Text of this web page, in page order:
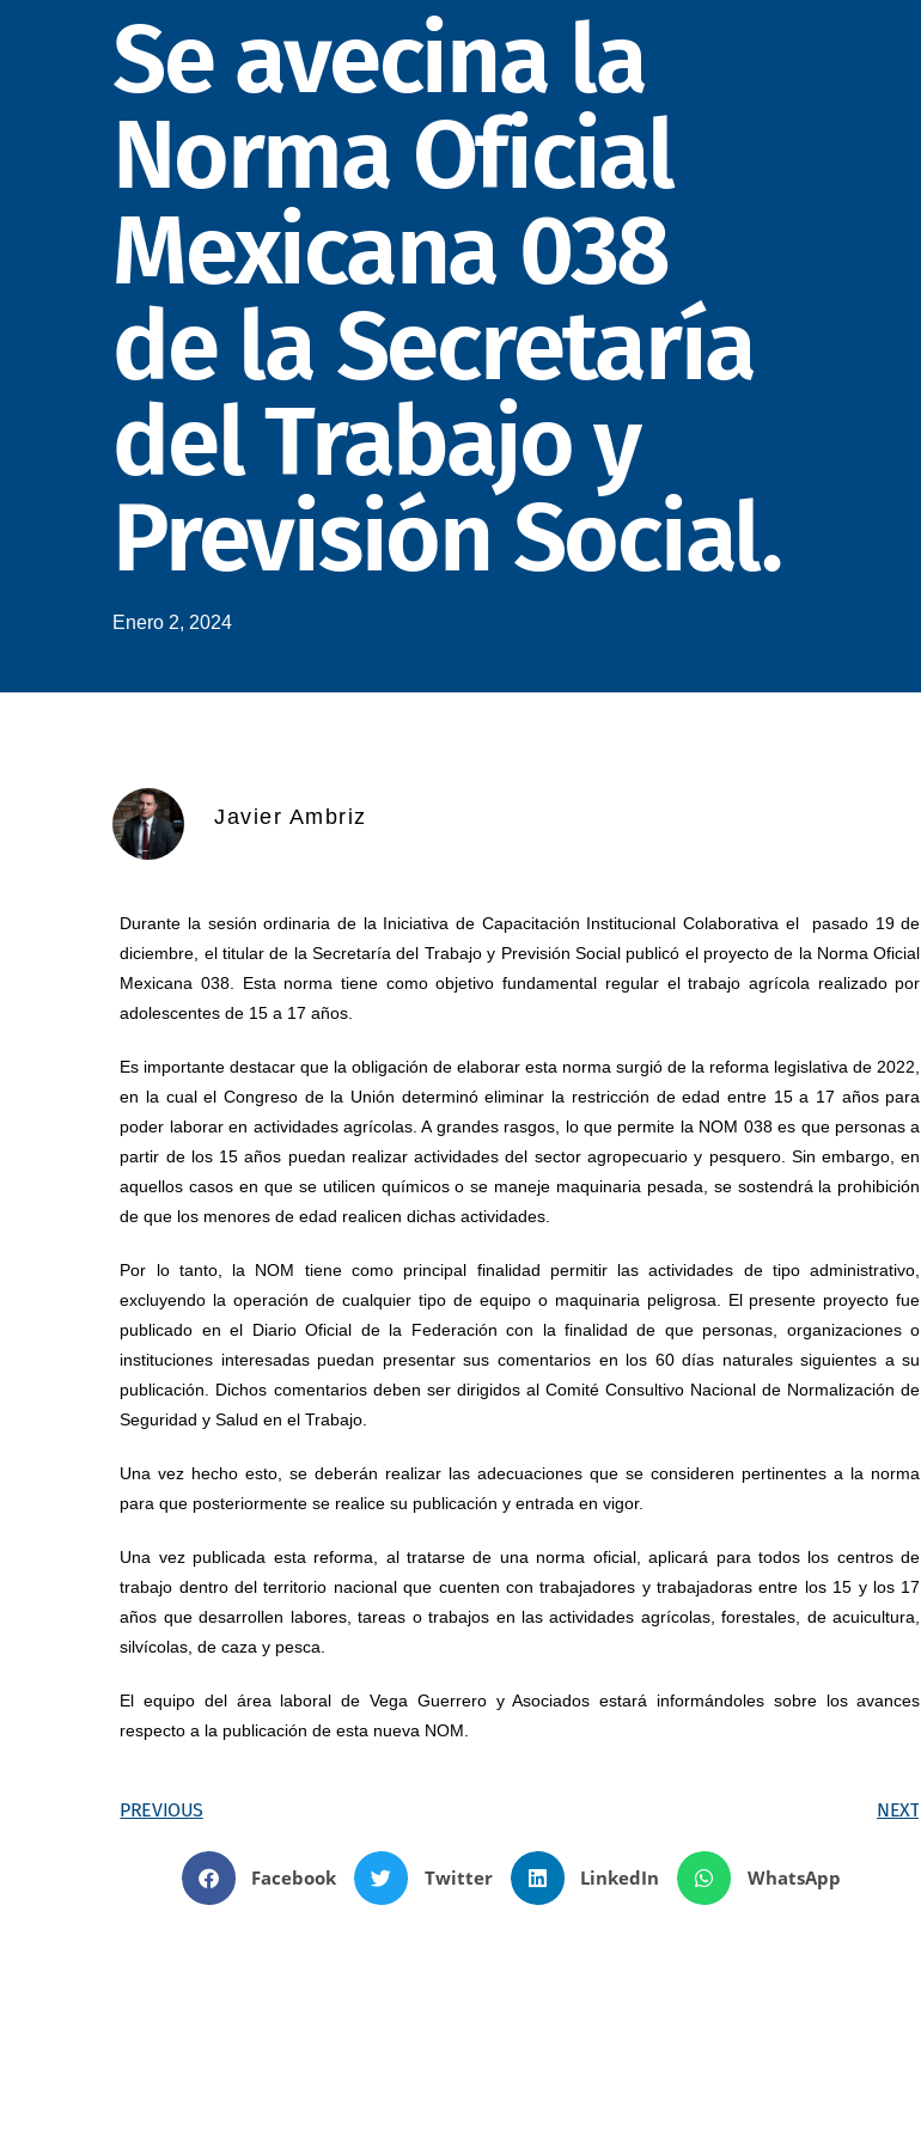
Se avecina la
Norma Oficial
Mexicana 038
de la Secretaría
del Trabajo y
Previsión Social.
Enero 2, 2024
Javier Ambriz
Durante la sesión ordinaria de la Iniciativa de Capacitación Institucional Colaborativa el pasado 19 de
diciembre, el titular de la Secretaría del Trabajo y Previsión Social publicó el proyecto de la Norma Oficial
Mexicana 038. Esta norma tiene como objetivo fundamental regular el trabajo agrícola realizado por
adolescentes de 15 a 17 años.
Es importante destacar que la obligación de elaborar esta norma surgió de la reforma legislativa de 2022,
en la cual el Congreso de la Unión determinó eliminar la restricción de edad entre 15 a 17 años para
poder laborar en actividades agrícolas. A grandes rasgos, lo que permite la NOM 038 es que personas a
partir de los 15 años puedan realizar actividades del sector agropecuario y pesquero. Sin embargo, en
aquellos casos en que se utilicen químicos o se maneje maquinaria pesada, se sostendrá la prohibición
de que los menores de edad realicen dichas actividades.
Por lo tanto, la NOM tiene como principal finalidad permitir las actividades de tipo administrativo,
excluyendo la operación de cualquier tipo de equipo o maquinaria peligrosa. El presente proyecto fue
publicado en el Diario Oficial de la Federación con la finalidad de que personas, organizaciones o
instituciones interesadas puedan presentar sus comentarios en los 60 días naturales siguientes a su
publicación. Dichos comentarios deben ser dirigidos al Comité Consultivo Nacional de Normalización de
Seguridad y Salud en el Trabajo.
Una vez hecho esto, se deberán realizar las adecuaciones que se consideren pertinentes a la norma
para que posteriormente se realice su publicación y entrada en vigor.
Una vez publicada esta reforma, al tratarse de una norma oficial, aplicará para todos los centros de
trabajo dentro del territorio nacional que cuenten con trabajadores y trabajadoras entre los 15 y los 17
años que desarrollen labores, tareas o trabajos en las actividades agrícolas, forestales, de acuicultura,
silvícolas, de caza y pesca.
El equipo del área laboral de Vega Guerrero y Asociados estará informándoles sobre los avances
respecto a la publicación de esta nueva NOM.
PREVIOUS NEXT
Facebook Twitter LinkedIn WhatsApp